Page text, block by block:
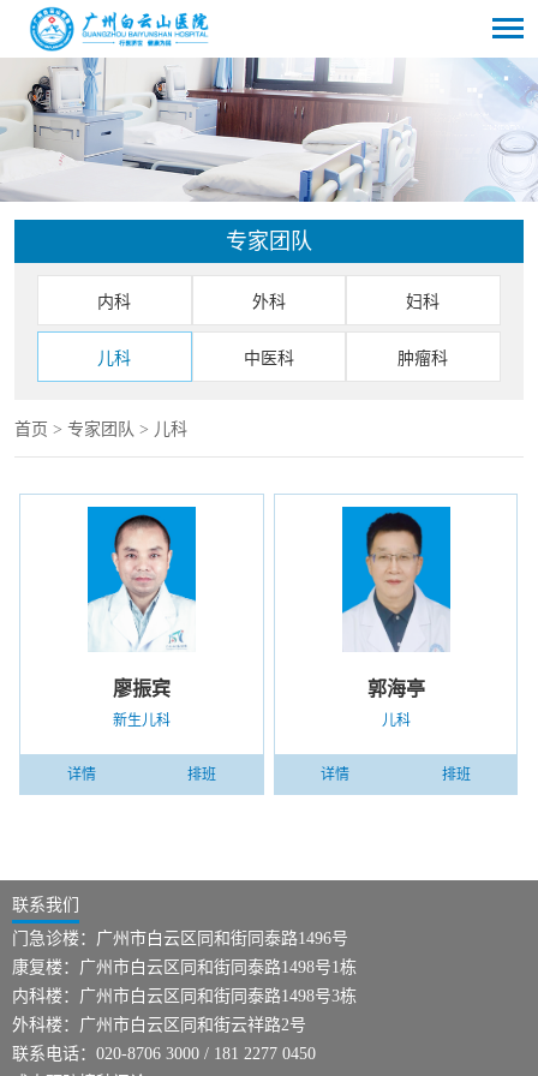
专家团队
内科 外科 妇科
儿科 中医科 肿瘤科
首页 > 专家团队 > 儿科
廖振宾
新生儿科
详情 排班
郭海亭
儿科
详情 排班
联系我们
门急诊楼：广州市白云区同和街同泰路1496号
康复楼：广州市白云区同和街同泰路1498号1栋
内科楼：广州市白云区同和街同泰路1498号3栋
外科楼：广州市白云区同和街云祥路2号
联系电话：020-8706 3000 / 181 2277 0450